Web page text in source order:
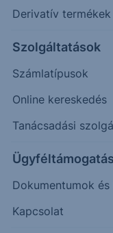
Derivatív
Szolgáltatások
Számlatípusok
Online kereskedés
Tanácsadási
Ügyféltámogatás
Dokumentumok
Kapcsolat
Megérkezett az
aljhoz, egy